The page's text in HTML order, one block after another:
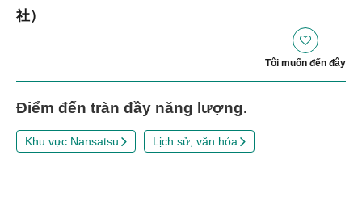
社）
Tôi muốn đến đây
Điểm đến tràn đầy năng lượng.
Khu vực Nansatsu Lịch sử, văn hóa